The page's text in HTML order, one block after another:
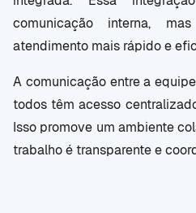
comunicação interna,
atendimento mais rápido e
A comunicação entre a
todos têm acesso
Isso promove um ambiente
trabalho é transparente e